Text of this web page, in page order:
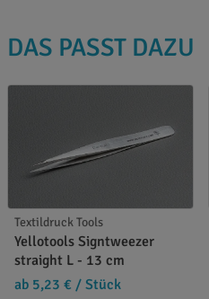
DAS PASST DAZU
Textildruck Tools
Yellotools Signtweezer
straight L - 13 cm
ab 5,23 € / Stück